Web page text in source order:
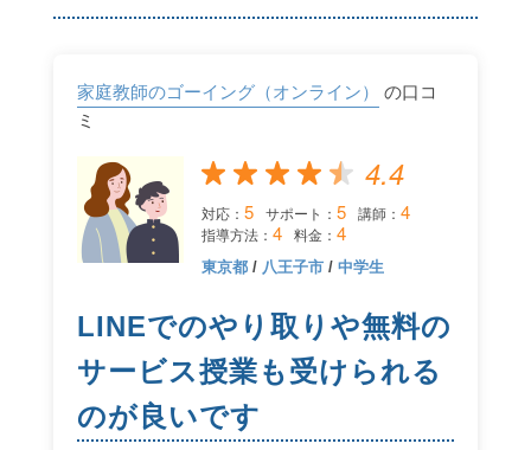
家庭教師のゴーイング（オンライン）
の口コ
ミ
4.4
対応： 5 サポート： 5 講師： 4
指導方法： 4 料金： 4
東京都/ 八王子市/ 中学生
LINEでのやり取りや無料の
サービス授業も受けられる
のが良いです